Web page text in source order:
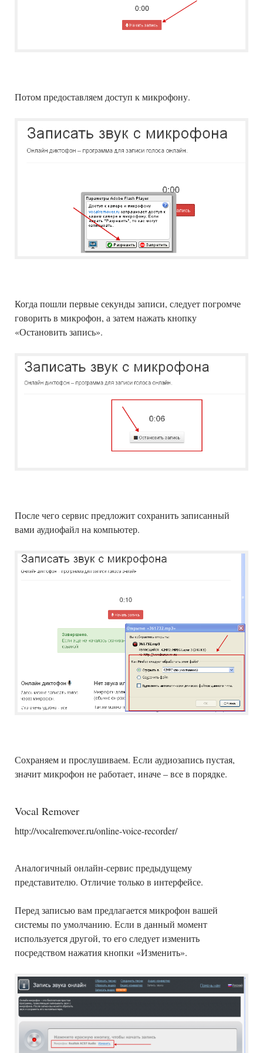
Потом предоставляем доступ к микрофону.
Когда пошли первые секунды записи, следует погромче
говорить в микрофон, а затем нажать кнопку
«Остановить запись».
После чего сервис предложит сохранить записанный
вами аудиофайл на компьютер.
Сохраняем и прослушиваем. Если аудиозапись пустая,
значит микрофон не работает, иначе – все в порядке.
Vocal Remover
http://vocalremover.ru/online-voice-recorder/
Аналогичный онлайн-сервис предыдущему
представителю. Отличие только в интерфейсе.
Перед записью вам предлагается микрофон вашей
системы по умолчанию. Если в данный момент
используется другой, то его следует изменить
посредством нажатия кнопки «Изменить».